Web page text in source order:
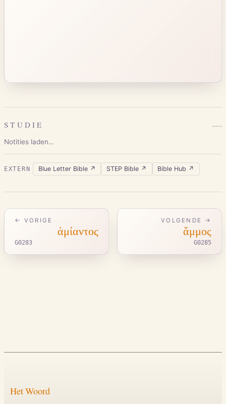
STUDIE ……
Notities laden…
EXTERN Blue Letter Bible↗ STEP Bible↗ Bible Hub ↗
← VORIGE
ἀμίαντος
G0283
VOLGENDE →
ἄμμος
G0285
Het Woord